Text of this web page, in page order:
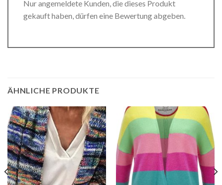
Nur angemeldete Kunden, die dieses Produkt
gekauft haben, dürfen eine Bewertung abgeben.
ÄHNLICHE PRODUKTE